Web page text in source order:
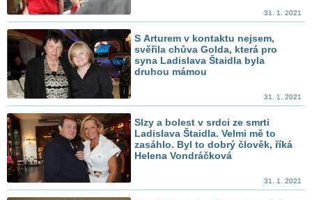
31. 1. 2021
S Arturem v kontaktu nejsem,
svěřila chůva Golda, která pro
syna Ladislava Štaidla byla
druhou mámou
31. 1. 2021
Slzy a bolest v srdci ze smrti
Ladislava Štaidla. Velmi mě to
zasáhlo. Byl to dobrý člověk, říká
Helena Vondráčková
31. 1. 2021